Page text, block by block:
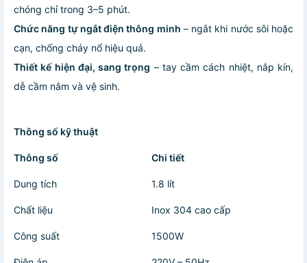
chóng chỉ trong 3–5 phút.
Chức năng tự ngắt điện thông minh – ngắt khi nước sôi hoặc
cạn, chống cháy nổ hiệu quả.
Thiết kế hiện đại, sang trọng – tay cầm cách nhiệt, nắp kín,
dễ cầm nắm và vệ sinh.
Thông số kỹ thuật
Thông số Chi tiết
Dung tích 1.8 lít
Chất liệu Inox 304 cao cấp
Công suất 1500W